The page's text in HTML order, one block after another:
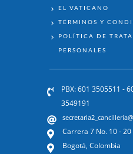
EL VATICANO
TÉRMINOS Y
POLÍTICA DE
PERSONALES
PBX: 601 3505511 -
3549191
Carrera 7 No. 10 - 20
Bogotá, Colombia